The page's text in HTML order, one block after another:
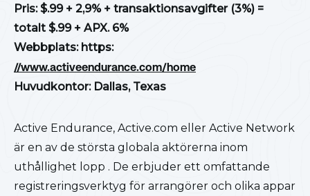
Pris: $.99 + 2,9% + transaktionsavgifter (3%) =
totalt $.99 + APX. 6%
Webbplats: https:
//www.activeendurance.com/home
Huvudkontor: Dallas, Texas
Active Endurance, Active.com eller Active Network
är en av de största globala aktörerna inom
uthållighet lopp . De erbjuder ett omfattande
registreringsverktyg för arrangörer och olika appar